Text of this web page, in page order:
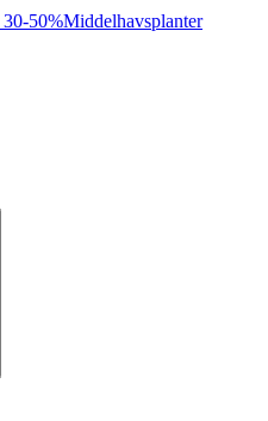
30-50%Middelhavsplanter